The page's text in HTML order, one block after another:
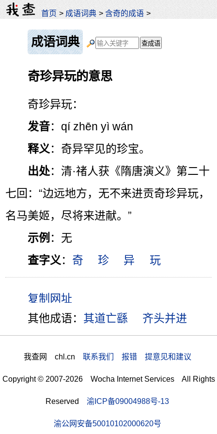
首页 > 成语词典 >含奇的成语 >
成语词典
奇珍异玩的意思
奇珍异玩：
发音：qí zhēn yì wán
释义 ：奇异罕见的珍宝。
出处：清·禇人获《隋唐演义》第二十
七回：“边远地方，无不来进贡奇珍异玩，
名马美姬，尽将来进献。”
示例 ：无
查字义 ： 奇 珍 异 玩
其他成语： 其道亡繇 齐头并进
我查网 chl.cn 联系我们 报错 提意见和建议
Copyright © 2007-2026 Wocha Internet Services All Rights
Reserved 渝ICP备09004988号-13
渝公网安备50010102000620号